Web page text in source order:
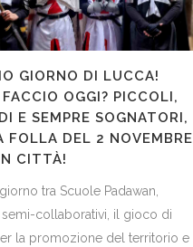
GIORNO DI LUCCA!
OGGI? PICCOLI,
E SEMPRE SOGNATORI,
FOLLA DEL 2 NOVEMBRE
CITTÀ!
tra Scuole Padawan,
semi-collaborativi, il gioco di
la promozione del territorio e